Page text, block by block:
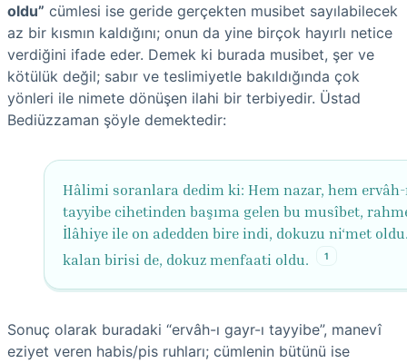
oldu” cümlesi ise geride gerçekten musibet sayılabilecek
az bir kısmın kaldığını; onun da yine birçok hayırlı netice
verdiğini ifade eder. Demek ki burada musibet, şer ve
kötülük değil; sabır ve teslimiyetle bakıldığında çok
yönleri ile nimete dönüşen ilahi bir terbiyedir. Üstad
Bediüzzaman şöyle demektedir:
Hâlimi soranlara dedim ki: Hem nazar, hem ervâh-
tayyibe cihetinden başıma gelen bu musîbet,
İlâhiye ile on adedden bire indi, dokuzu ni‘met
kalan birisi de, dokuz menfaati oldu.
1
Sonuç olarak buradaki “ervâh-ı gayr-ı tayyibe”, manevî
eziyet veren habis/pis ruhları; cümlenin bütünü ise